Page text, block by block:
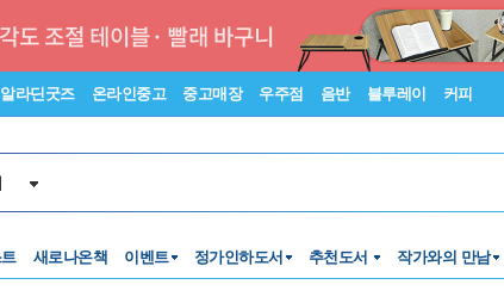
알라딘굿즈 온라인중고 중고매장 우주점 음반 블루레이 커피
새로나온책 이벤트 정가인하도서 추천도서 작가와의 만남